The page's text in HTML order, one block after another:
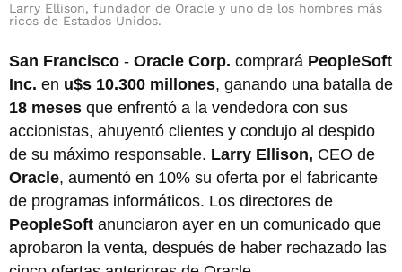
Larry Ellison, fundador de Oracle y uno de los hombres más
ricos de Estados Unidos.
San Francisco - Oracle Corp. comprará PeopleSoft
Inc. en u$s 10.300 millones, ganando una batalla de
18 meses que enfrentó a la vendedora con sus
accionistas, ahuyentó clientes y condujo al despido
de su máximo responsable. Larry Ellison, CEO de
Oracle, aumentó en 10% su oferta por el fabricante
de programas informáticos. Los directores de
PeopleSoft anunciaron ayer en un comunicado que
aprobaron la venta, después de haber rechazado las